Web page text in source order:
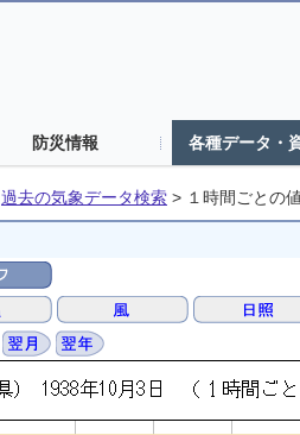
防災情報 各種データ・
過去の気象データ検索 > １時間ごとの